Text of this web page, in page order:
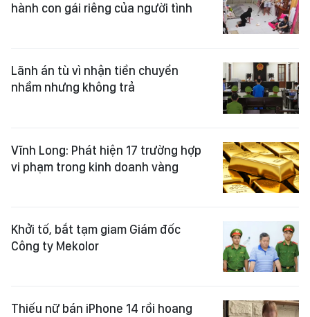
hành con gái riêng của người tình
Lãnh án tù vì nhận tiền chuyển
nhầm nhưng không trả
Vĩnh Long: Phát hiện 17 trường hợp
vi phạm trong kinh doanh vàng
Khởi tố, bắt tạm giam Giám đốc
Công ty Mekolor
Thiếu nữ bán iPhone 14 rồi hoang